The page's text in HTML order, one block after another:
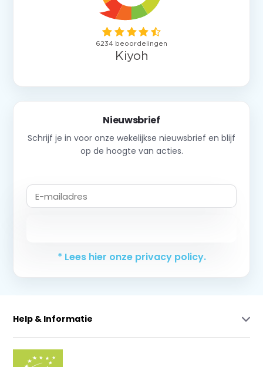
Nieuwsbrief
Schrijf je in voor onze wekelijkse nieuwsbrief en blijf
op de hoogte van acties.
* Lees hier onze privacy policy.
Help & Informatie